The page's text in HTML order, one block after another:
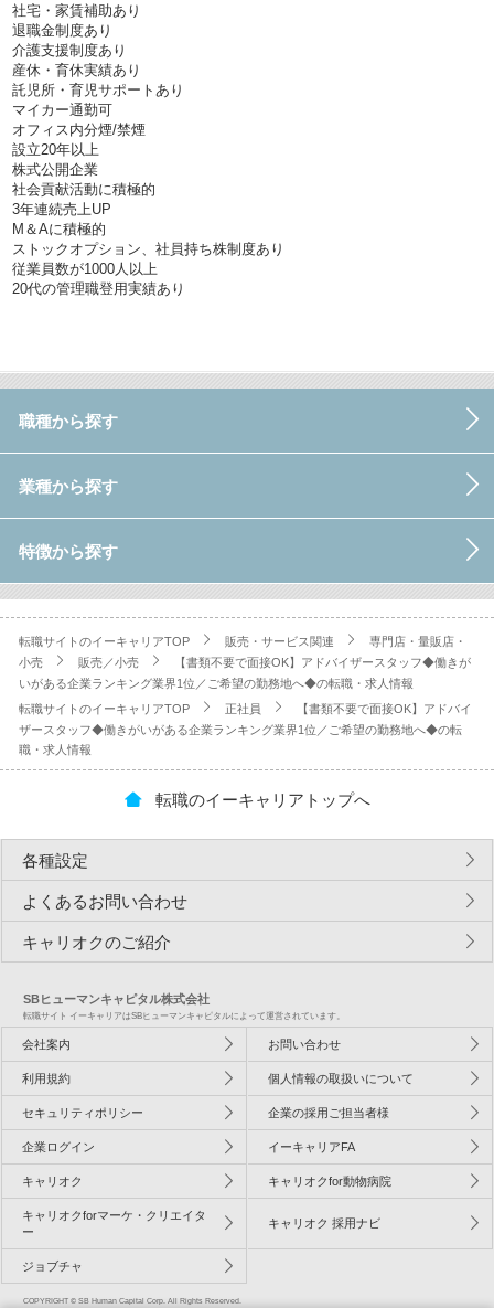
社宅・家賃補助あり
退職金制度あり
介護支援制度あり
産休・育休実績あり
託児所・育児サポートあり
マイカー通勤可
オフィス内分煙/禁煙
設立20年以上
株式公開企業
社会貢献活動に積極的
3年連続売上UP
M＆Aに積極的
ストックオプション、社員持ち株制度あり
従業員数が1000人以上
20代の管理職登用実績あり
職種から探す
業種から探す
特徴から探す
転職サイトのイーキャリアTOP 販売・サービス関連
専門店・量販店・
小売
販売／小売
【書類不要で面接OK】アドバイザースタッフ◆働きが
いがある企業ランキング業界1位／ご希望の勤務地へ◆の転職・求人情報
転職サイトのイーキャリアTOP
正社員
【書類不要で面接OK】アドバイ
ザースタッフ◆働きがいがある企業ランキング業界1位／ご希望の勤務地へ◆の転
職・求人情報
転職のイーキャリアトップへ
各種設定
よくあるお問い合わせ
キャリオクのご紹介
SBヒューマンキャピタル株式会社
転職サイト イーキャリアはSBヒューマンキャピタルによって運営されています。
会社案内 お問い合わせ
利用規約 個人情報の取扱いについて
セキュリティポリシー 企業の採用ご担当者様
企業ログイン イーキャリアFA
キャリオク キャリオクfor動物病院
キャリオクforマーケ・クリエイタ
ー
キャリオク 採用ナビ
ジョブチャ
COPYRIGHT © SB Human Capital Corp. All Rights Reserved.